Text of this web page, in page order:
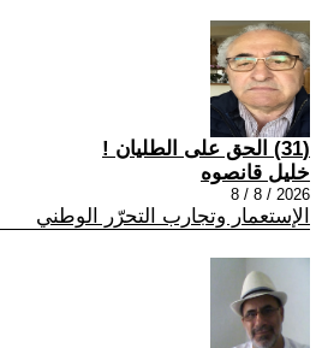
(31) الحق على الطليان !
خليل قانصوه
2026 / 8 / 8
الإستعمار وتجارب التحرّر الوطني